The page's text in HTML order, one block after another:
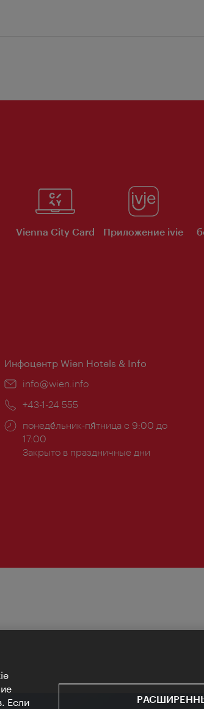
Vienna City Card Приложение ivie
Инфоцентр Wien Hotels & Info
Эл.
info@wien.info
Телефон:
+43-1-24 555
Часы
работы:
понеде́льник-пя́тница с 9:00 до
17:00
Закрыто в праздничные дни
Если